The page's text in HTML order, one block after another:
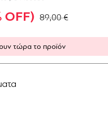
OFF) 89,00 €
τώρα το προϊόν